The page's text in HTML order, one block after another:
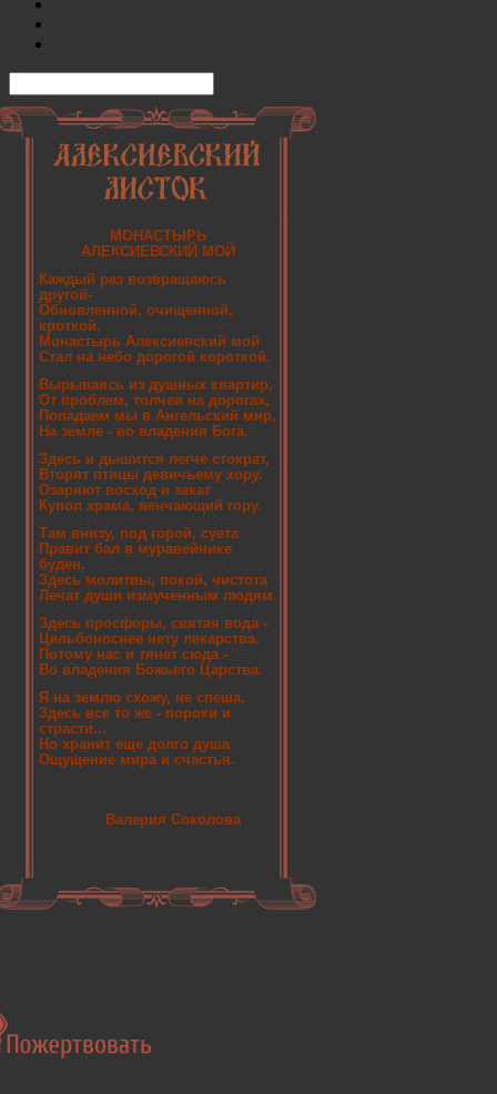
МОНАСТЫРЬ
АЛЕКСИЕВСКИЙ МОЙ
Каждый раз возвращаюсь
другой-
Обновленной, очищенной,
кроткой.
Монастырь Алексиевский мой
Стал на небо дорогой короткой.
Вырываясь из душных квартир,
От проблем, толчеи на дорогах,
Попадаем мы в Ангельский мир,
На земле - во владения Бога.
Здесь и дышится легче стократ,
Вторят птицы девичьему хору.
Озаряют восход и закат
Купол храма, венчающий гору.
Там внизу, под горой, суета
Правит бал в муравейнике
буден.
Здесь молитвы, покой, чистота
Лечат души измученным людям.
Здесь просфоры, святая вода -
Цельбоноснее нету лекарства.
Потому нас и тянет сюда -
Во владения Божьего Царства.
Я на землю схожу, не спеша,
Здесь все то же - пороки и
страсти...
Но хранит еще долго душа
Ощущение мира и счастья.
Валерия Соколова